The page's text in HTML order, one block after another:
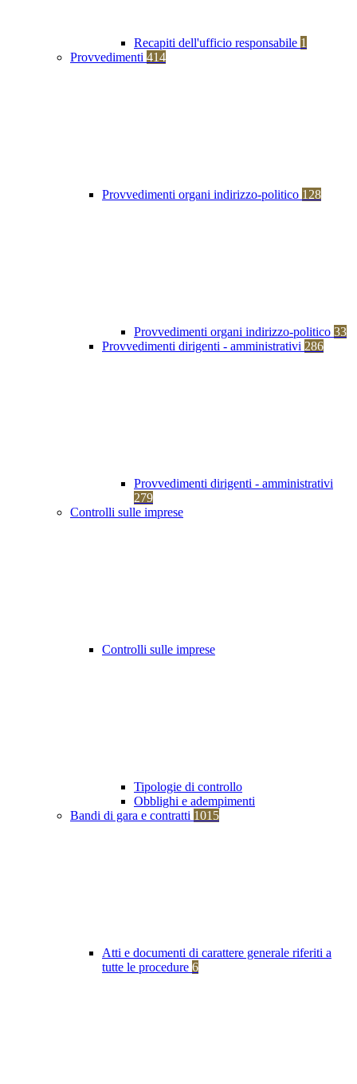
Recapiti dell'ufficio responsabile 1
Provvedimenti 414
Provvedimenti organi indirizzo-politico 128
Provvedimenti organi indirizzo-politico 33
Provvedimenti dirigenti - amministrativi 286
Provvedimenti dirigenti - amministrativi
279
Controlli sulle imprese
Controlli sulle imprese
Tipologie di controllo
Obblighi e adempimenti
Bandi di gara e contratti 1015
Atti e documenti di carattere generale riferiti a
tutte le procedure 6